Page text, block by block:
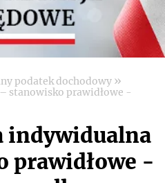
podatek dochodowy »
stanowisko prawidłowe -
indywidualna
prawidłowe -